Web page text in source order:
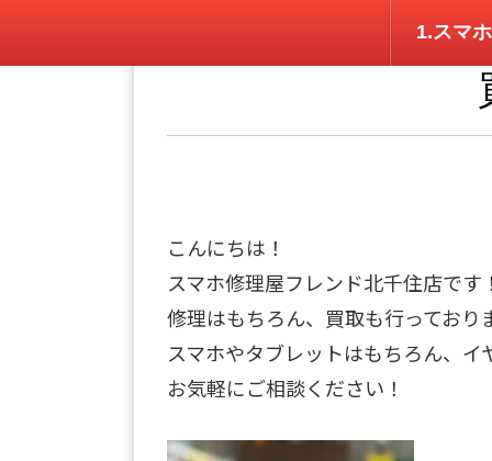
1.スマ
こんにちは！
スマホ修理屋フレンド北千住店です！
修理はもちろん、買取も行っており
スマホやタブレットはもちろん、イ
お気軽にご相談ください！